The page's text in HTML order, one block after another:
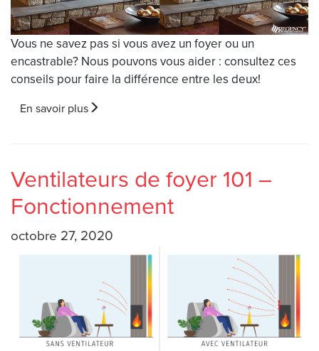
Vous ne savez pas si vous avez un foyer ou un
encastrable? Nous pouvons vous aider : consultez ces
conseils pour faire la différence entre les deux!
En savoir plus
Ventilateurs de foyer 101 –
Fonctionnement
octobre 27, 2020